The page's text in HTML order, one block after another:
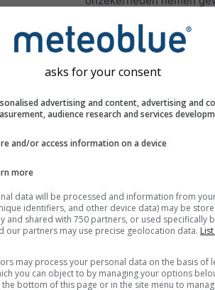
in de voorspelling.
met „ensemble“-
verschillende
nauwkeuriger in te
Meer weergegevens
asks for your consent
advertising and content, advertising and
audience research and services
and/or access information on a device
more
data will be processed and information from
identifiers, and other device data) may be
and shared with 750 partners, or used specifically
our partners may use precise geolocation data.
may process your personal data on the basis of
you can object to by managing your options
bottom of this page or in the site menu to